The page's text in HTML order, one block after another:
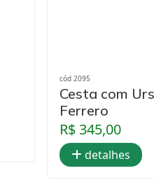
cód 2095
Cesta com
Ferrero
R$ 345,00
detalhes